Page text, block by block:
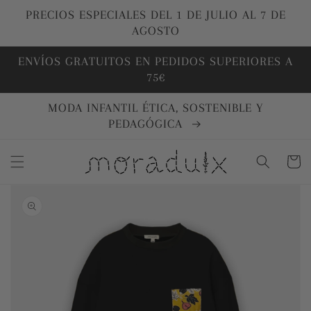
directamente
PRECIOS ESPECIALES DEL 1 DE JULIO AL 7 DE
AGOSTO
ENVÍOS GRATUITOS EN PEDIDOS SUPERIORES A
75€
MODA INFANTIL ÉTICA, SOSTENIBLE Y
PEDAGÓGICA
Carrito
información